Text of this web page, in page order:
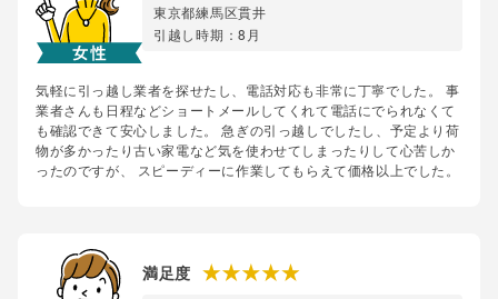
東京都練馬区貫井
引越し時期：8月
気軽に引っ越し業者を探せたし、電話対応も非常に丁寧でした。 事
業者さんも日程などショートメールしてくれて電話にでられなくて
も確認できて安心しました。 急ぎの引っ越しでしたし、予定より荷
物が多かったり古い家電など気を使わせてしまったりして心苦しか
ったのですが、 スピーディーに作業してもらえて価格以上でした。
満足度